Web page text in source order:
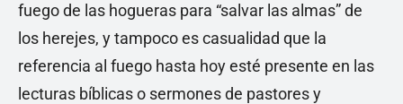
fuego de las hogueras para “salvar las almas” de
los herejes, y tampoco es casualidad que la
referencia al fuego hasta hoy esté presente en las
lecturas bíblicas o sermones de pastores y